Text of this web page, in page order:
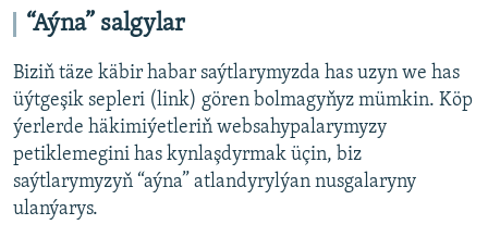
“Aýna” salgylar
Biziň täze käbir habar saýtlarymyzda has uzyn we has
üýtgeşik sepleri (link) gören bolmagyňyz mümkin. Köp
ýerlerde häkimiýetleriň websahypalarymyzy
petiklemegini has kynlaşdyrmak üçin, biz
saýtlarymyzyň “aýna” atlandyrylýan nusgalaryny
ulanýarys.